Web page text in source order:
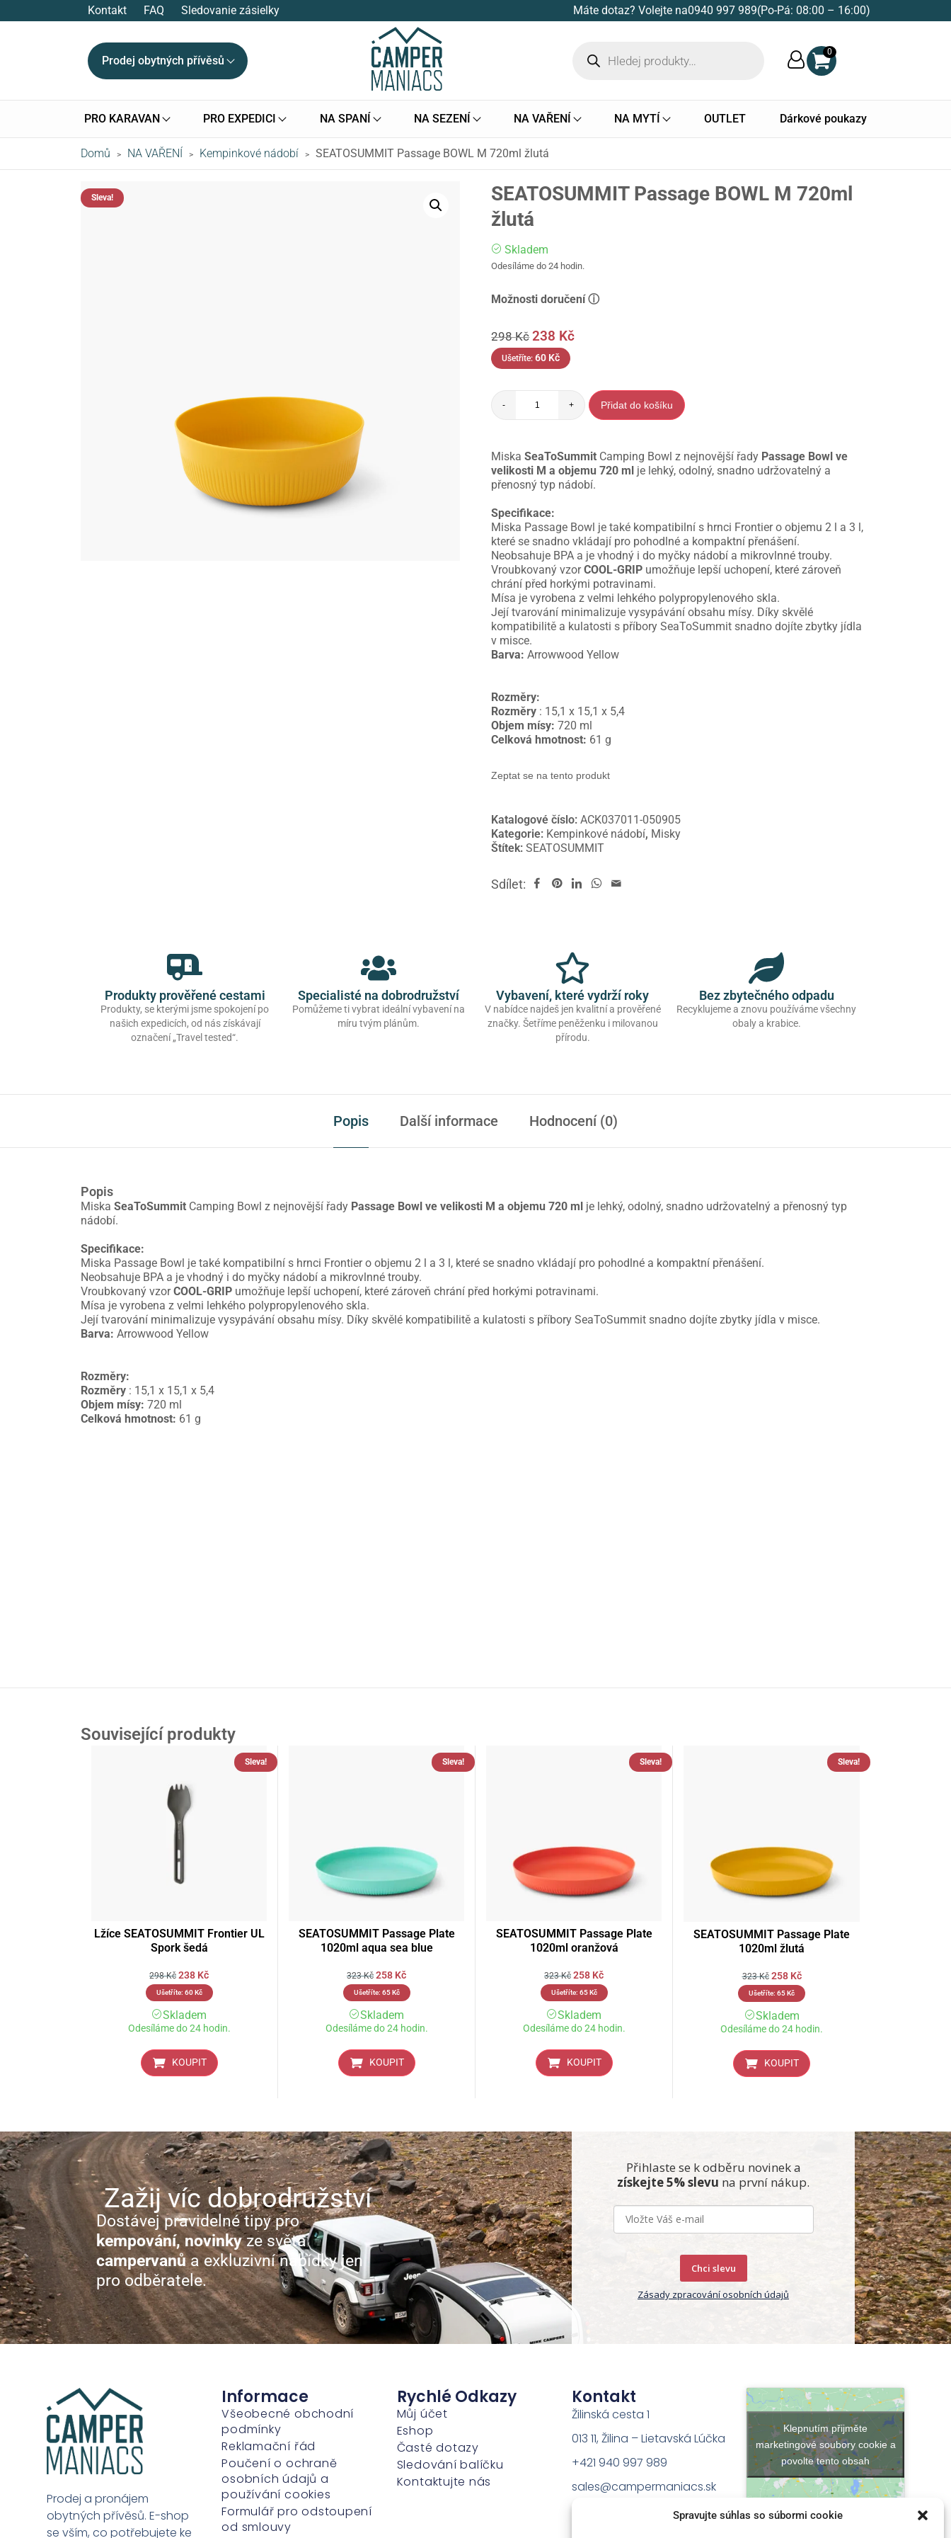
Spravujte súhlas so súbormi cookie
Kontakt FAQ Sledovanie zásielky Máte dotaz? Volejte na0940 997 989(Po-Pá: 08:00 – 16:00)
Prodej obytných přívěsů
0
PRO KARAVAN PRO EXPEDICI NA SPANÍ NA SEZENÍ NA VAŘENÍ NA MYTÍ OUTLET Dárkové poukazy
Domů > NA VAŘENÍ > Kempinkové nádobí > SEATOSUMMIT Passage BOWL M 720ml žlutá
Sleva!
SEATOSUMMIT Passage BOWL M 720ml
žlutá
Skladem
Odesíláme do 24 hodin.
Možnosti doručení ⓘ
298Kč 238 Kč
Ušetříte:60 Kč
- + Přidat do košíku
MiskaSeaToSummit Camping Bowl z nejnovější řady Passage Bowl ve
velikosti M a objemu 720 ml je lehký, odolný, snadno udržovatelný a
přenosný typ nádobí.
Specifikace:
Miska Passage Bowl je také kompatibilní s hrnci Frontier o objemu 2 l a 3 l,
které se snadno vkládají pro pohodlné a kompaktní přenášení.
Neobsahuje BPA a je vhodný i do myčky nádobí a mikrovlnné trouby.
Vroubkovaný vzorCOOL-GRIP umožňuje lepší uchopení, které zároveň
chrání před horkými potravinami.
Mísa je vyrobena z velmi lehkého polypropylenového skla.
Její tvarování minimalizuje vysypávání obsahu mísy. Díky skvělé
kompatibilitě a kulatosti s příbory SeaToSummit snadno dojíte zbytky jídla
v misce.
Barva:Arrowwood Yellow
Rozměry:
Rozměry : 15,1 x 15,1 x 5,4
Objem mísy: 720 ml
Celková hmotnost: 61 g
Zeptat se na tento produkt
Katalogové číslo:ACK037011-050905
Kategorie: Kempinkové nádobí, Misky
Štítek:SEATOSUMMIT
Sdílet:
Produkty prověřené cestami
Produkty, se kterými jsme spokojení po
našich expedicích, od nás získávají
označení „Travel tested“.
Specialisté na dobrodružství
Pomůžeme ti vybrat ideální vybavení na
míru tvým plánům.
Vybavení, které vydrží roky
V nabídce najdeš jen kvalitní a prověřené
značky. Šetříme peněženku i milovanou
přírodu.
Bez zbytečného odpadu
Recyklujeme a znovu používáme všechny
obaly a krabice.
Popis Další informace Hodnocení (0)
Popis
Miska SeaToSummit Camping Bowl z nejnovější řady Passage Bowl ve velikosti M a objemu 720 ml je lehký, odolný, snadno udržovatelný a přenosný typ
nádobí.
Specifikace:
Miska Passage Bowl je také kompatibilní s hrnci Frontier o objemu 2 l a 3 l, které se snadno vkládají pro pohodlné a kompaktní přenášení.
Neobsahuje BPA a je vhodný i do myčky nádobí a mikrovlnné trouby.
Vroubkovaný vzorCOOL-GRIP umožňuje lepší uchopení, které zároveň chrání před horkými potravinami.
Mísa je vyrobena z velmi lehkého polypropylenového skla.
Její tvarování minimalizuje vysypávání obsahu mísy. Díky skvělé kompatibilitě a kulatosti s příbory SeaToSummit snadno dojíte zbytky jídla v misce.
Barva: Arrowwood Yellow
Rozměry:
Rozměry : 15,1 x 15,1 x 5,4
Objem mísy: 720 ml
Celková hmotnost: 61 g
Související produkty
Sleva!
Lžíce SEATOSUMMIT Frontier UL
Spork šedá
298Kč 238 Kč
Ušetříte: 60Kč
Skladem
Odesíláme do 24 hodin.
KOUPIT
Sleva!
SEATOSUMMIT Passage Plate
1020ml aqua sea blue
323Kč 258 Kč
Ušetříte: 65Kč
Skladem
Odesíláme do 24 hodin.
KOUPIT
Sleva!
SEATOSUMMIT Passage Plate
1020ml oranžová
323Kč 258 Kč
Ušetříte: 65Kč
Skladem
Odesíláme do 24 hodin.
KOUPIT
Sleva!
SEATOSUMMIT Passage Plate
1020ml žlutá
323Kč 258 Kč
Ušetříte: 65Kč
Skladem
Odesíláme do 24 hodin.
KOUPIT
Zažij víc dobrodružství
Dostávej pravidelné tipy pro
kempování, novinkyze světa
campervanůa exkluzivní nabídky jen
pro odběratele.
Přihlaste se k odběru novinek a
získejte 5% slevu na první nákup.
Chci slevu
Zásady zpracování osobních údajů
Prodej a pronájem
obytných přívěsů. E-shop
se vším, co potřebujete ke
Informace
Všeobecné obchodní
podmínky
Reklamační řád
Poučení o ochraně
osobních údajů a
používání cookies
Formulář pro odstoupení
od smlouvy
Rychlé Odkazy
Můj účet
Eshop
Časté dotazy
Sledování balíčku
Kontaktujte nás
Kontakt
Žilinská cesta 1
013 11, Žilina – Lietavská Lúčka
+421 940 997 989
sales@campermaniacs.sk
Klepnutím přijměte
marketingové soubory cookie a
povolte tento obsah